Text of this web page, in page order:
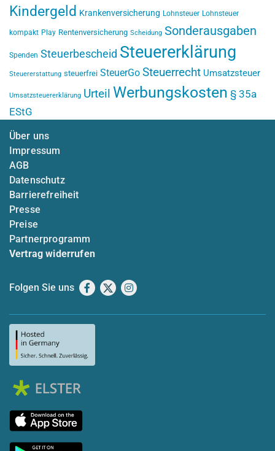
Kindergeld Krankenversicherung Lohnsteuer Lohnsteuer
kompakt Play Rentenversicherung Scheidung Sonderausgaben
Spenden Steuerbescheid Steuererklärung
Steuererstattung steuerfrei SteuerGo Steuerrecht Umsatzsteuer
Umsatzsteuererklärung Urteil Werbungskosten § 35a
EStG
Über uns
Impressum
AGB
Datenschutz
Barrierefreiheit
Presse
Preise
Partnerprogramm
Vertrag widerrufen
Folgen Sie uns Facebook
X Instagram